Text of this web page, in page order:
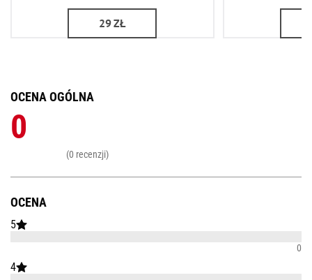
29ZŁ
OCENA
5
0
4
OCENA OGÓLNA
0
(0 recenzji)